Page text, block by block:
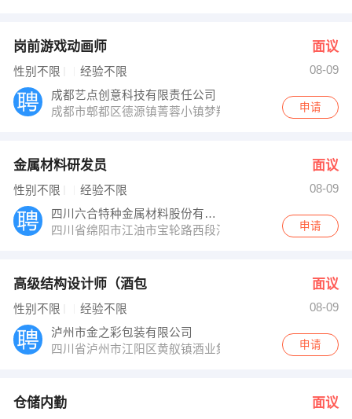
岗前游戏动画师 面议
性别不限 经验不限
08-09
成都艺点创意科技有限责任公司
成都市郫都区德源镇菁蓉小镇梦翔大厦
申请
金属材料研发员 面议
性别不限 经验不限
08-09
四川六合特种金属材料股份有限公司
四川省绵阳市江油市宝轮路西段河南工业园内
申请
高级结构设计师（酒包 面议
性别不限 经验不限
08-09
泸州市金之彩包装有限公司
四川省泸州市江阳区黄舣镇酒业集中发展区南区申请
仓储内勤 面议